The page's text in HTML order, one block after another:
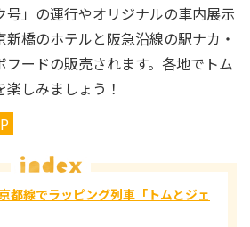
号」の運行やオリジナルの車内展示
橋のホテルと阪急沿線の駅ナカ・
ードの販売されます。各地でトム
しみましょう！
都線でラッピング列車「トムとジェ